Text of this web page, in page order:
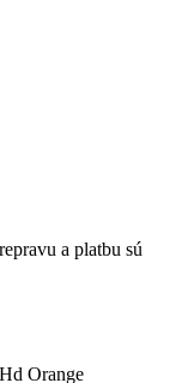
a platbu sú